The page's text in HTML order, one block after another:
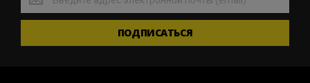
вкурсе
актуальных
и
ПОДПИСАТЬСЯ